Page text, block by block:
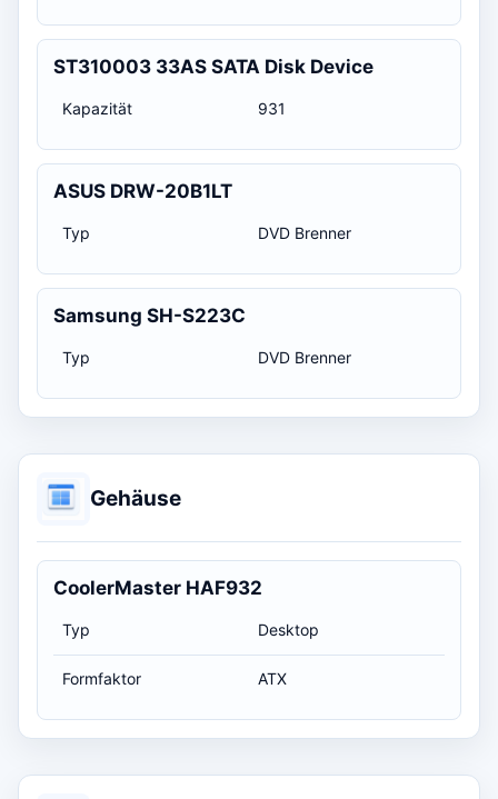
ST310003 33AS SATA Disk Device
Kapazität 931
ASUS DRW-20B1LT
Typ DVD Brenner
Samsung SH-S223C
Typ DVD Brenner
Gehäuse
CoolerMaster HAF932
Typ Desktop
Formfaktor ATX